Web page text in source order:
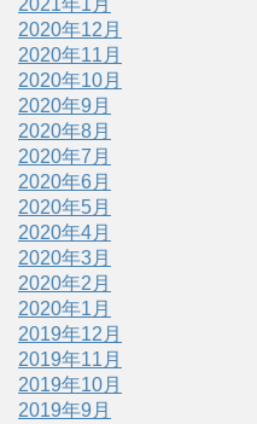
2020年12月
2020年11月
2020年10月
2020年9月
2020年8月
2020年7月
2020年6月
2020年5月
2020年4月
2020年3月
2020年2月
2020年1月
2019年12月
2019年11月
2019年10月
2019年9月